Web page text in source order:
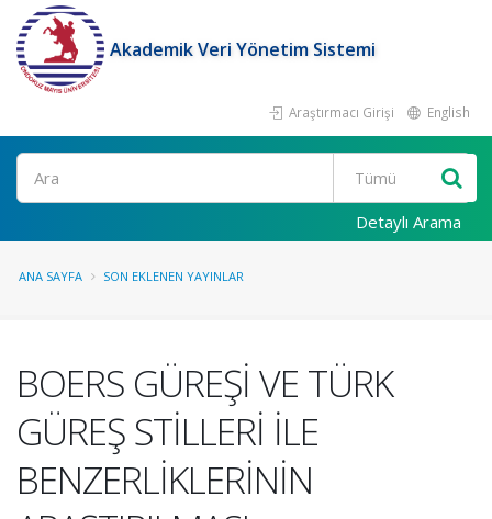
Akademik Veri Yönetim Sistemi
Araştırmacı Girişi English
Ara
Detaylı Arama
ANA SAYFA SON EKLENEN YAYINLAR
BOERS GÜREŞİ VE TÜRK
GÜREŞ STİLLERİ İLE
BENZERLİKLERİNİN